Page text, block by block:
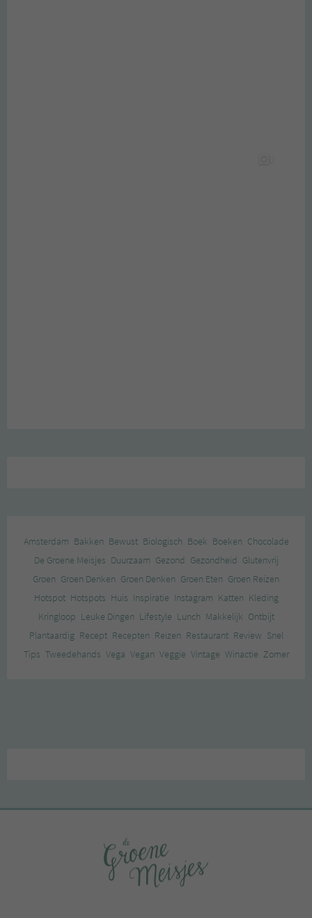
Amsterdam Bakken Bewust Biologisch Boek Boeken Chocolade
De Groene Meisjes Duurzaam Gezond Gezondheid Glutenvrij
Groen Groen Denken Groen Denken Groen Eten Groen Reizen
Hotspot Hotspots Huis Inspiratie Instagram Katten Kleding
Kringloop Leuke Dingen Lifestyle Lunch Makkelijk Ontbijt
Plantaardig Recept Recepten Reizen Restaurant Review Snel
Tips Tweedehands Vega Vegan Veggie Vintage Winactie Zomer